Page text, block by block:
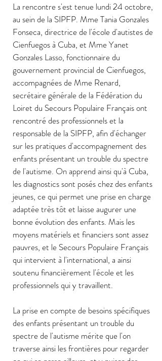
La rencontre s'est tenue lundi 24 octobre,
au sein de la SIPFP. Mme Tania Gonzales
Fonseca, directrice de l'école d'autistes de
Cienfuegos à Cuba, et Mme Yanet
Gonzales Lasso, fonctionnaire du
gouvernement provincial de Cienfuegos,
accompagnées de Mme Renard,
secrétaire générale de la Fédération du
Loiret du Secours Populaire Français ont
rencontré des professionnels et la
responsable de la SIPFP, afin d'échanger
sur les pratiques d'accompagnement des
enfants présentant un trouble du spectre
de l'autisme. On apprend ainsi qu'à Cuba,
les diagnostics sont posés chez des enfants
jeunes, ce qui permet une prise en charge
adaptée très tôt et laisse augurer une
bonne évolution des enfants. Mais les
moyens matériels et financiers sont assez
pauvres, et le Secours Populaire Français
qui intervient à l'international, a ainsi
soutenu financièrement l'école et les
professionnels qui y travaillent.
La prise en compte de besoins spécifiques
des enfants présentant un trouble du
spectre de l'autisme mérite que l'on
traverse ainsi les frontières pour regarder